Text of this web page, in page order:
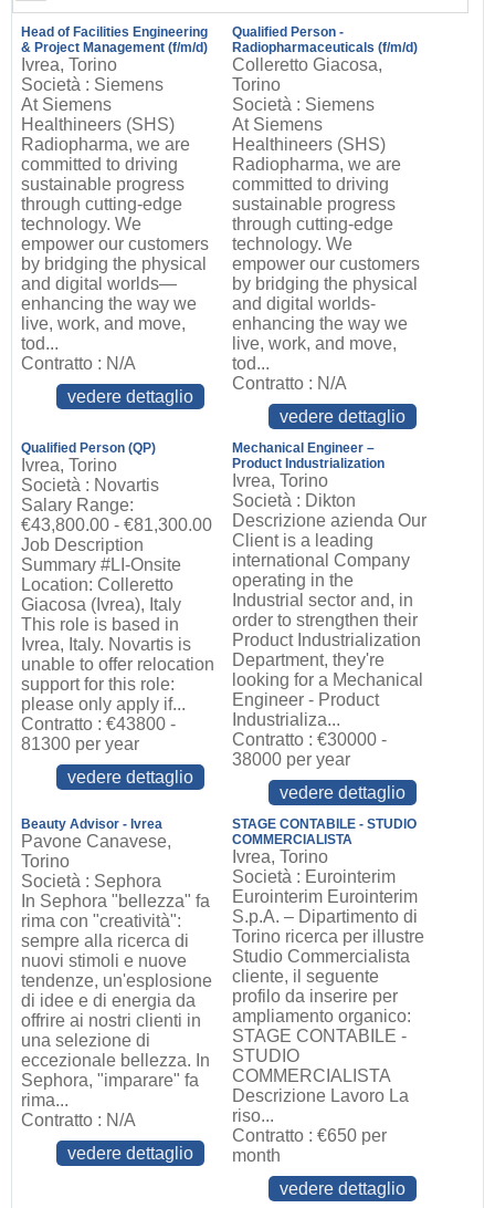
Head of Facilities Engineering
& Project Management (f/m/d)
Ivrea, Torino
Società : Siemens
At Siemens
Healthineers (SHS)
Radiopharma, we are
committed to driving
sustainable progress
through cutting-edge
technology. We
empower our customers
by bridging the physical
and digital worlds—
enhancing the way we
live, work, and move,
tod...
Contratto : N/A
vedere dettaglio
Qualified Person -
Radiopharmaceuticals (f/m/d)
Colleretto Giacosa,
Torino
Società : Siemens
At Siemens
Healthineers (SHS)
Radiopharma, we are
committed to driving
sustainable progress
through cutting-edge
technology. We
empower our customers
by bridging the physical
and digital worlds-
enhancing the way we
live, work, and move,
tod...
Contratto : N/A
vedere dettaglio
Qualified Person (QP)
Ivrea, Torino
Società : Novartis
Salary Range:
€43,800.00 - €81,300.00
Job Description
Summary #LI-Onsite
Location: Colleretto
Giacosa (Ivrea), Italy
This role is based in
Ivrea, Italy. Novartis is
unable to offer relocation
support for this role:
please only apply if...
Contratto : €43800 -
81300 per year
vedere dettaglio
Mechanical Engineer –
Product Industrialization
Ivrea, Torino
Società : Dikton
Descrizione azienda Our
Client is a leading
international Company
operating in the
Industrial sector and, in
order to strengthen their
Product Industrialization
Department, they're
looking for a Mechanical
Engineer - Product
Industrializa...
Contratto : €30000 -
38000 per year
vedere dettaglio
Beauty Advisor - Ivrea
Pavone Canavese,
Torino
Società : Sephora
In Sephora "bellezza" fa
rima con "creatività":
sempre alla ricerca di
nuovi stimoli e nuove
tendenze, un'esplosione
di idee e di energia da
offrire ai nostri clienti in
una selezione di
eccezionale bellezza. In
Sephora, "imparare" fa
rima...
Contratto : N/A
vedere dettaglio
STAGE CONTABILE - STUDIO
COMMERCIALISTA
Ivrea, Torino
Società : Eurointerim
Eurointerim Eurointerim
S.p.A. – Dipartimento di
Torino ricerca per illustre
Studio Commercialista
cliente, il seguente
profilo da inserire per
ampliamento organico:
STAGE CONTABILE -
STUDIO
COMMERCIALISTA
Descrizione Lavoro La
riso...
Contratto : €650 per
month
vedere dettaglio